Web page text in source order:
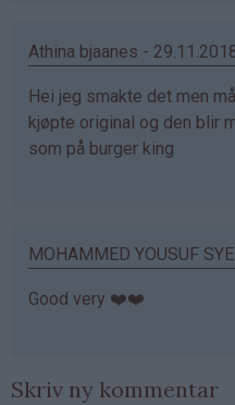
Athina bjaanes -
Hei jeg smakte det men
kjøpte original og den blir
som på burger king
MOHAMMED YOUSUF
Good very ❤️❤️
Skriv ny kommentar